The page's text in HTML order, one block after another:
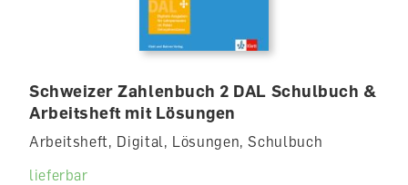
Schweizer Zahlenbuch 2 DAL Schulbuch &
Arbeitsheft mit Lösungen
Arbeitsheft, Digital, Lösungen, Schulbuch
lieferbar